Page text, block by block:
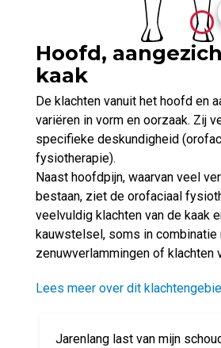
Hoofd,
kaak
De klachten vanuit het hoofd en
variëren in vorm en oorzaak. Zij
specifieke deskundigheid
fysiotherapie).
Naast hoofdpijn, waarvan veel
bestaan, ziet de orofaciaal
veelvuldig klachten van de kaak
kauwstelsel, soms in combinatie
zenuwverlammingen of klachten
Lees meer over dit
Jarenlang last van mijn